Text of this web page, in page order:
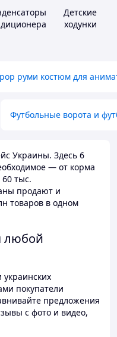
Детские
ходунки
руми костюм для
Футбольные ворота и
Украины. Здесь 6
— от корма
тыс.
продают и
товаров в одном
любой
покупатели
предложения
с фото и видео,